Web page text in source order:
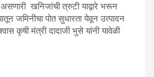
खनिजांची त्रुटी याद्वारे भरून
जमिनीचा पोत सुधारता येवून उत्पादन
कृषी मंत्री दादाजी भुसे यांनी यावेळी